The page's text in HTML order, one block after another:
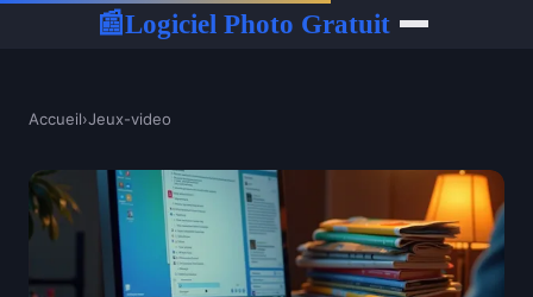
📰Logiciel Photo Gratuit
Accueil›Jeux-video